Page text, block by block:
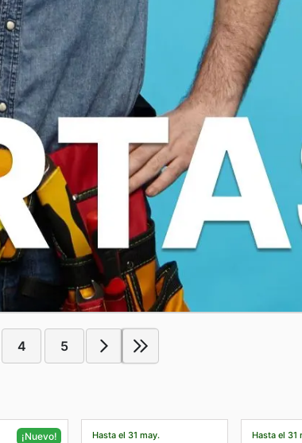
4 5
¡Nuevo! Hasta el 31 may. Hasta el 31